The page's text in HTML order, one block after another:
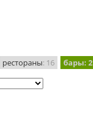
рестораны: 16 бары: 2